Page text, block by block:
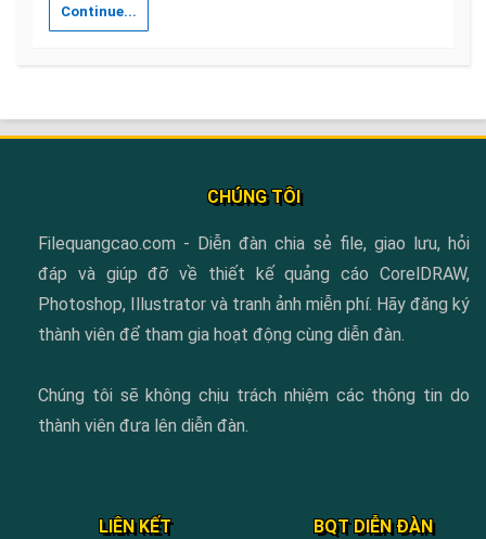
Continue...
CHÚNG TÔI
Filequangcao.com - Diễn đàn chia sẻ file, giao lưu, hỏi
đáp và giúp đỡ về thiết kế quảng cáo CorelDRAW,
Photoshop, Illustrator và tranh ảnh miễn phí. Hãy đăng ký
thành viên để tham gia hoạt động cùng diễn đàn.
Chúng tôi sẽ không chịu trách nhiệm các thông tin do
thành viên đưa lên diễn đàn.
LIÊN KẾT BQT DIỄN ĐÀN